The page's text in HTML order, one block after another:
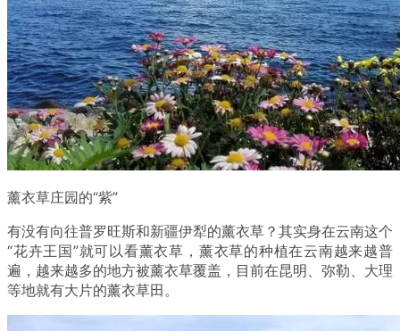
薰衣草庄园的“紫”
有没有向往普罗旺斯和新疆伊犁的薰衣草？其实身在云南这个
“花卉王国”就可以看薰衣草，薰衣草的种植在云南越来越普
遍，越来越多的地方被薰衣草覆盖，目前在昆明、弥勒、大理
等地就有大片的薰衣草田。